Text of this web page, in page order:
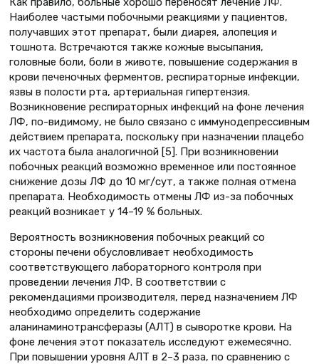
Наиболее частыми побочными реакциями у пациентов,
получавших этот препарат, были диарея, алопеция и
тошнота. Встречаются также кожные высыпания,
головные боли, боли в животе, повышение содержания в
крови печеночных ферментов, респираторные инфекции,
язвы в полости рта, артериальная гипертензия.
Возникновение респираторных инфекций на фоне лечения
ЛФ, по-видимому, не было связано с иммунодепрессивным
действием препарата, поскольку при назначении плацебо
их частота была аналогичной [5]. При возникновении
побочных реакций возможно временное или постоянное
снижение дозы ЛФ до 10 мг/сут, а также полная отмена
препарата. Необходимость отмены ЛФ из-за побочных
реакций возникает у 14–19 % больных.
Вероятность возникновения побочных реакций со
стороны печени обусловливает необходимость
соответствующего лабораторного контроля при
проведении лечения ЛФ. В соответствии с
рекомендациями производителя, перед назначением ЛФ
необходимо определить содержание
аланинаминотрансферазы (АЛТ) в сыворотке крови. На
фоне лечения этот показатель исследуют ежемесячно.
При повышении уровня АЛТ в 2–3 раза, по сравнению с